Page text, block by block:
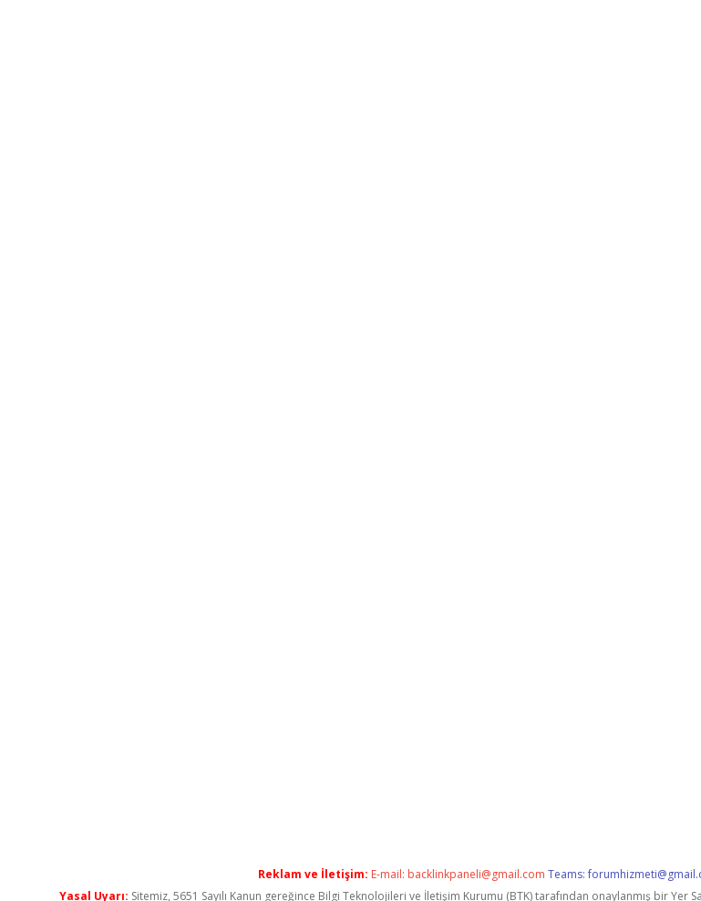
Reklam ve İletişim: E-mail: backlinkpaneli@gmail.com Teams:
Yasal Uyarı: Sitemiz, 5651 Sayılı Kanun gereğince Bilgi Teknolojileri ve İletişim Kurumu (BTK) tarafından onaylanmış bir